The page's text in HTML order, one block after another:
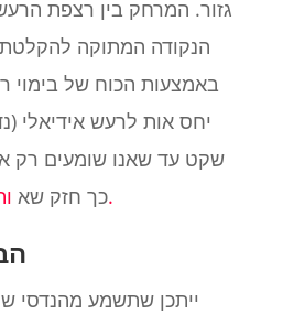
גזור. המרחק בין רצפת
הנקודה המתוקה להקלטת
באמצעות הכוח של בימוי
יחס אות לרעש אידיאלי
שקט עד שאנו שומעים רק
כך חזק שאות השמע מתחיל לגזור.
ייתכן שתשמע מהנדסי